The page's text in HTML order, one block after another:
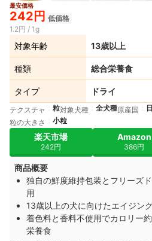
最安価格
242円 低価格
1.2円 / 1g
対象年齢 13歳以上
種類 総合栄養食
タイプ ドライ
テクスチャ 粒対象犬種 全犬種原産国
粒の大きさ
小粒
楽天市場
242円
Amazon
386円
商品概要
独自の鮮度維持包装とフリーズ
用
13歳以上の犬に向けたエイジン
着色料と香料不使用でカロリー
栄養食